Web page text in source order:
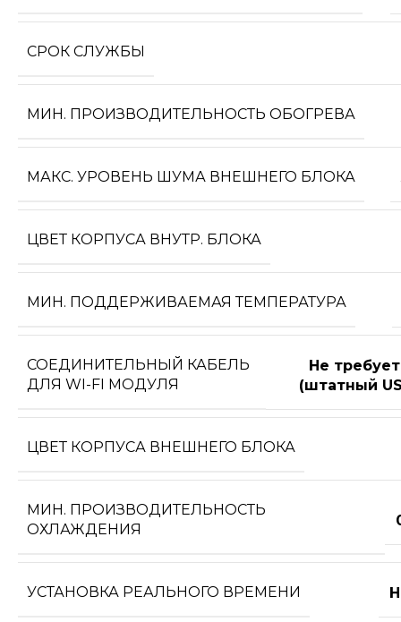
СРОК СЛУЖБЫ
МИН. ПРОИЗВОДИТЕЛЬНОСТЬ ОБОГРЕВА
МАКС. УРОВЕНЬ ШУМА ВНЕШНЕГО БЛОКА
ЦВЕТ КОРПУСА ВНУТР. БЛОКА
МИН. ПОДДЕРЖИВАЕМАЯ ТЕМПЕРАТУРА
СОЕДИНИТЕЛЬНЫЙ КАБЕЛЬ
ДЛЯ WI-FI МОДУЛЯ
Не
(штатный
ЦВЕТ КОРПУСА ВНЕШНЕГО БЛОКА
МИН. ПРОИЗВОДИТЕЛЬНОСТЬ
ОХЛАЖДЕНИЯ
УСТАНОВКА РЕАЛЬНОГО ВРЕМЕНИ